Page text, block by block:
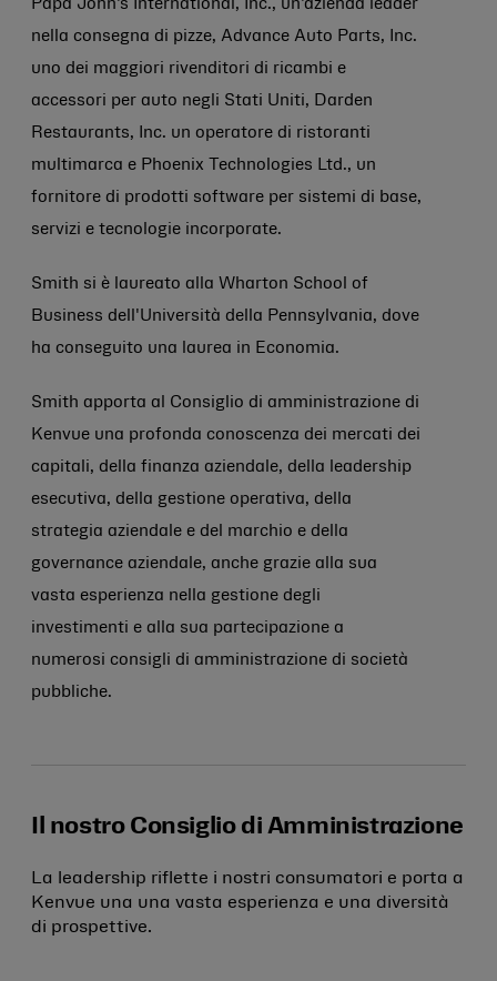
Papa John's International, Inc., un'azienda leader
nella consegna di pizze, Advance Auto Parts, Inc.
uno dei maggiori rivenditori di ricambi e
accessori per auto negli Stati Uniti, Darden
Restaurants, Inc. un operatore di ristoranti
multimarca e Phoenix Technologies Ltd., un
fornitore di prodotti software per sistemi di base,
servizi e tecnologie incorporate.
Smith si è laureato alla Wharton School of
Business dell'Università della Pennsylvania, dove
ha conseguito una laurea in Economia.
Smith apporta al Consiglio di amministrazione di
Kenvue una profonda conoscenza dei mercati dei
capitali, della finanza aziendale, della leadership
esecutiva, della gestione operativa, della
strategia aziendale e del marchio e della
governance aziendale, anche grazie alla sua
vasta esperienza nella gestione degli
investimenti e alla sua partecipazione a
numerosi consigli di amministrazione di società
pubbliche.
Il nostro Consiglio di Amministrazione
La leadership riflette i nostri consumatori e porta a
Kenvue una una vasta esperienza e una diversità
di prospettive.